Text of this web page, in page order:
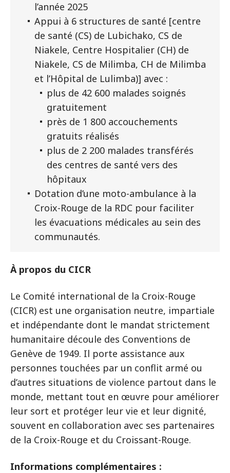
l’année 2025
Appui à 6 structures de santé [centre
de santé (CS) de Lubichako, CS de
Niakele, Centre Hospitalier (CH) de
Niakele, CS de Milimba, CH de Milimba
et l’Hôpital de Lulimba)] avec :
plus de 42 600 malades soignés
gratuitement
près de 1 800 accouchements
gratuits réalisés
plus de 2 200 malades transférés
des centres de santé vers des
hôpitaux
Dotation d’une moto-ambulance à la
Croix-Rouge de la RDC pour faciliter
les évacuations médicales au sein des
communautés.
À propos du CICR
Le Comité international de la Croix-Rouge
(CICR) est une organisation neutre, impartiale
et indépendante dont le mandat strictement
humanitaire découle des Conventions de
Genève de 1949. Il porte assistance aux
personnes touchées par un conflit armé ou
d’autres situations de violence partout dans le
monde, mettant tout en œuvre pour améliorer
leur sort et protéger leur vie et leur dignité,
souvent en collaboration avec ses partenaires
de la Croix-Rouge et du Croissant-Rouge.
Informations complémentaires :